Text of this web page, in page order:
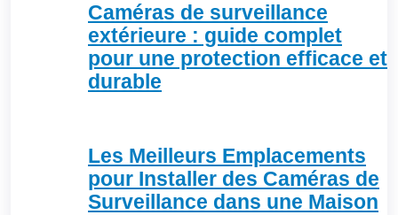
Caméras de surveillance
extérieure : guide complet
pour une protection efficace et
durable
Les Meilleurs Emplacements
pour Installer des Caméras de
Surveillance dans une Maison